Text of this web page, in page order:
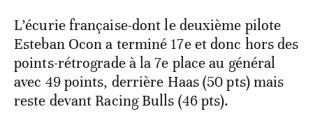
L’écurie française-dont le deuxième pilote
Esteban Ocon a terminé 17e et donc hors des
points-rétrograde à la 7e place au général
avec 49 points, derrière Haas (50 pts) mais
reste devant Racing Bulls (46 pts).